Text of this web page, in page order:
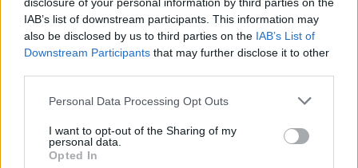
IAB’s list of downstream participants. This information may
also be disclosed by us to third parties on the IAB’s List of
Downstream Participants that may further disclose it to other
Personal Data Processing Opt Outs
I want to opt-out of the Sharing of my
personal data.
Opted In
Pest megye
Fából épül Budakeszi új óvodája
HIRDETÉS